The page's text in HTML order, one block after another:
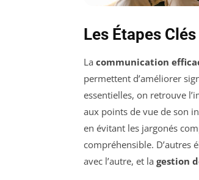
Les Étapes
La communication
permettent d’améliorer
essentielles, on retrouve
aux points de vue de son
en évitant les jargonés
compréhensible. D’autres
avec l’autre, et la gestion